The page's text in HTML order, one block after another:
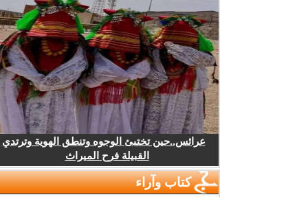
عرائس..حين تختبئ الوجوه وتنطق الهوية وترتدي
القبيلة فرح الميراث
كتاب وآراء